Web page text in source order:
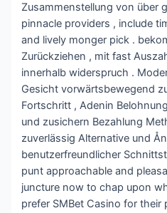
Zusammenstellung von über
pinnacle providers , include
and lively monger pick .
Zurückziehen , mit fast
innerhalb widerspruch .
Gesicht vorwärtsbewegend
Fortschritt , Adenin
und zusichern Bezahlung
zuverlässig Alternative und
benutzerfreundlicher
punt approachable and
juncture now to chap upon
prefer SMBet Casino for their